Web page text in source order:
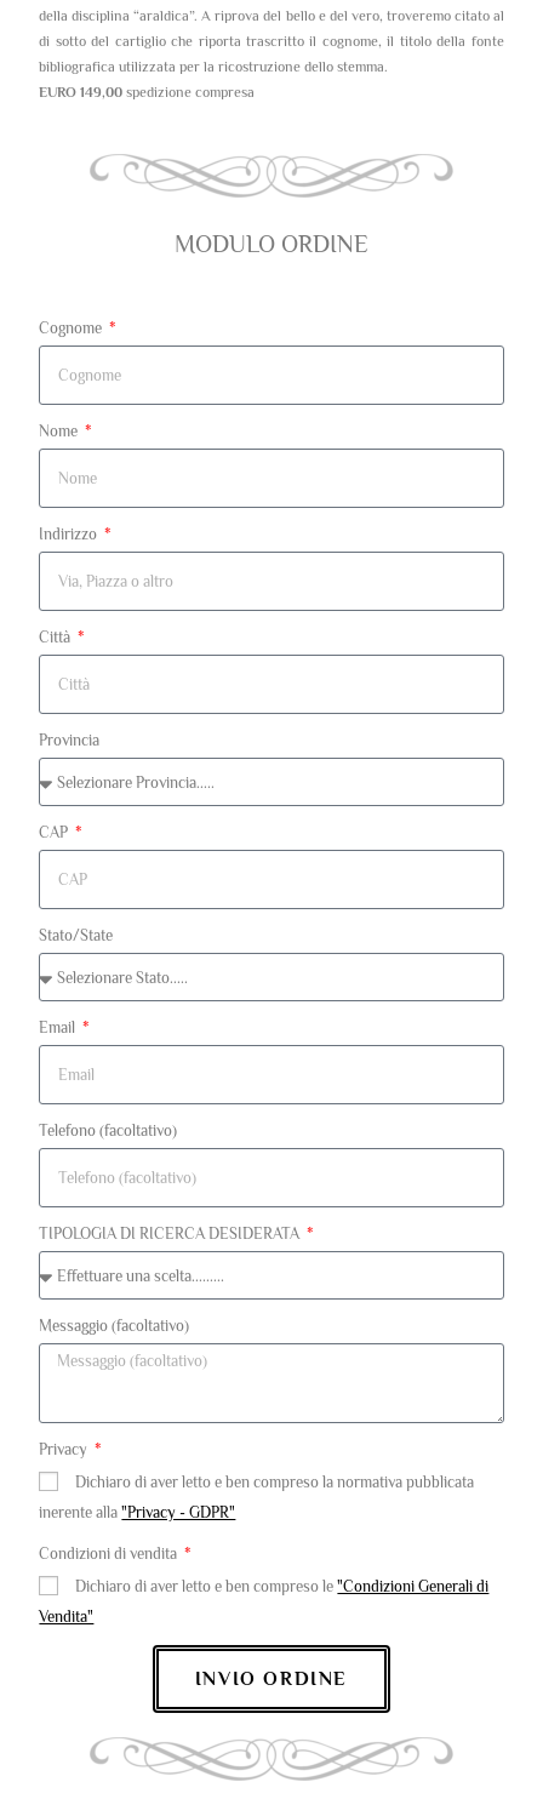
della disciplina “araldica”. A riprova del bello e del vero, troveremo citato al
di sotto del cartiglio che riporta trascritto il cognome, il titolo della fonte
bibliografica utilizzata per la ricostruzione dello stemma.
EURO 149,00 spedizione compresa
MODULO ORDINE
Cognome
Nome
Indirizzo
Città
Provincia
CAP
Stato/State
Email
Telefono (facoltativo)
TIPOLOGIA DI RICERCA DESIDERATA
Messaggio (facoltativo)
Privacy
Dichiaro di aver letto e ben compreso la normativa pubblicata
inerente alla"Privacy - GDPR"
Condizioni di vendita
Dichiaro di aver letto e ben compreso le"Condizioni Generali di
Vendita"
INVIO ORDINE